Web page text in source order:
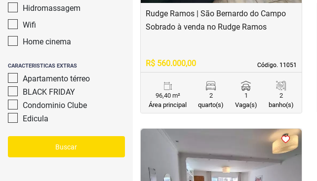
Hidromassagem
Wifi
Home cinema
CARACTERISTICAS EXTRAS
Apartamento térreo
BLACK FRIDAY
Condominio Clube
Edicula
Buscar
Rudge Ramos | São Bernardo do Campo
Código. 11051
Código. 11051
Sobrado à venda no Rudge Ramos
R$ 560.000,00
96,40 m²
Área principal
2
quarto(s)
1
Vaga(s)
2
banho(s)
< <